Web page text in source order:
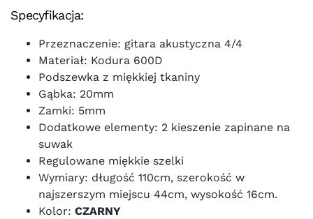
Specyfikacja:
Przeznaczenie: gitara akustyczna 4/4
Materiał: Kodura 600D
Podszewka z miękkiej tkaniny
Gąbka: 20mm
Zamki: 5mm
Dodatkowe elementy: 2 kieszenie zapinane na
suwak
Regulowane miękkie szelki
Wymiary: długość 110cm, szerokość w
najszerszym miejscu 44cm, wysokość 16cm.
Kolor: CZARNY